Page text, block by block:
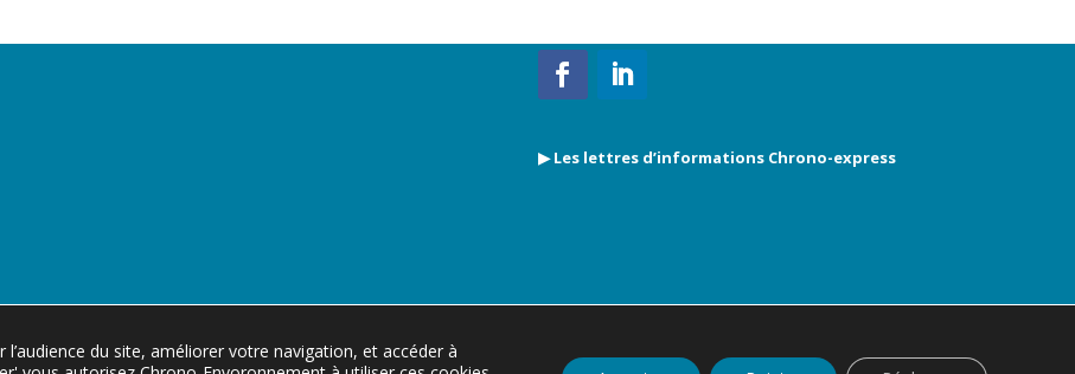
▶ Les lettres d’informations Chrono-express
du site, améliorer votre navigation, et accéder à